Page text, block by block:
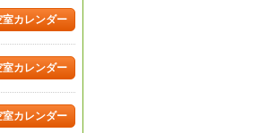
室カレンダー
室カレンダー
室カレンダー